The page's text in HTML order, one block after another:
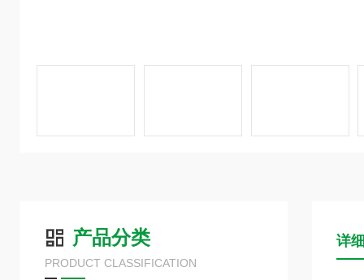
产品分类
PRODUCT CLASSIFICATION
详